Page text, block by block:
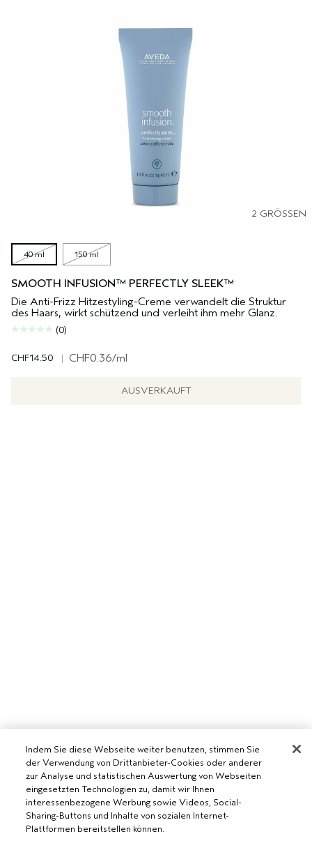
2 GRÖSSEN
40 ml 150 ml
SMOOTH INFUSION™ PERFECTLY SLEEK™
Die Anti-Frizz Hitzestyling-Creme verwandelt die Struktur
des Haars, wirkt schützend und verleiht ihm mehr Glanz.
(0)
CHF14.50 | CHF0.36/ml
AUSVERKAUFT
AVEDA SALON WERDEN
WERDE EIN AVEDA-SALON
BENÖTIGST DU HILFE?
Indem Sie diese Webseite weiter benutzen, stimmen Sie
der Verwendung von Drittanbieter-Cookies oder anderer
zur Analyse und statistischen Auswertung von Webseiten
eingesetzten Technologien zu, damit wir Ihnen
interessenbezogene Werbung sowie Videos, Social-
Sharing-Buttons und Inhalte von sozialen Internet-
Plattformen bereitstellen können.